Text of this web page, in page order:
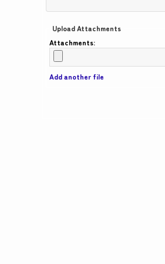
Upload Attachments
Attachments:
Add another file